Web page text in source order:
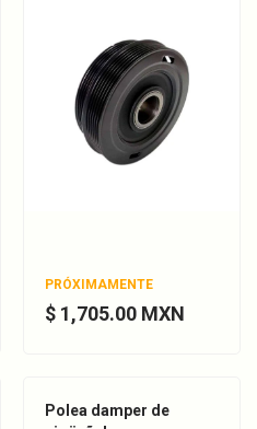
PRÓXIMAMENTE
$ 1,705.00 MXN
Polea damper de